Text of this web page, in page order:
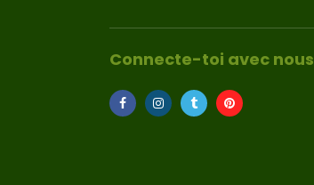
Connecte-toi avec nous